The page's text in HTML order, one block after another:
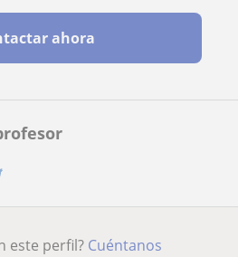
ahora
este perfil? Cuéntanos